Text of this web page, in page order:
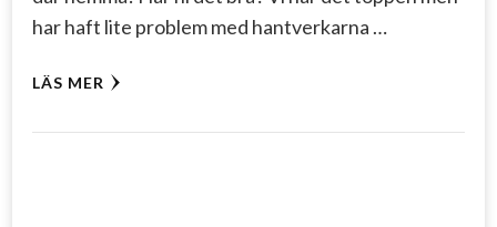
har haft lite problem med hantverkarna …
LÄS MER